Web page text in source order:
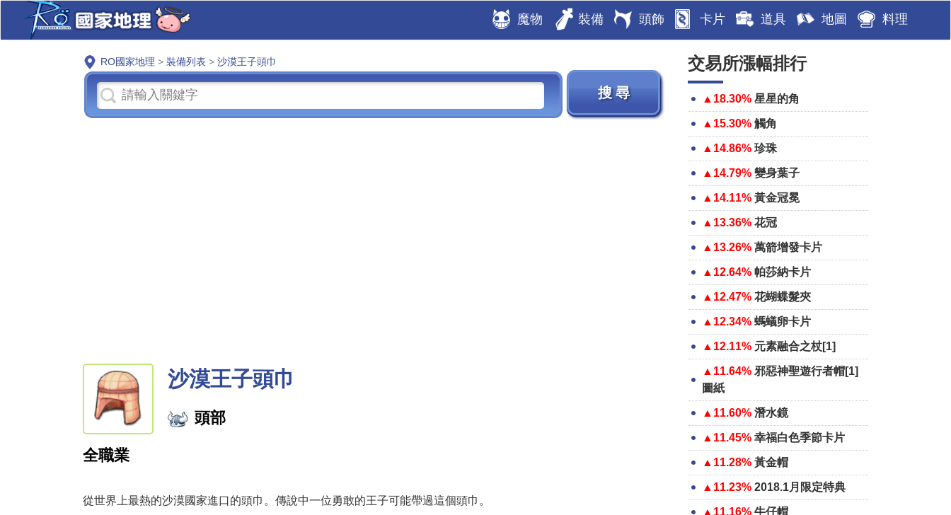
魔物 裝備 頭飾 卡片 道具 地圖 料理
RO國家地理 > 裝備列表 > 沙漠王子頭巾
沙漠王子頭巾
頭部
全職業
從世界上最熱的沙漠國家進口的頭巾。傳說中一位勇敢的王子可能帶過這個頭巾。
交易所漲幅排行
▲18.30% 星星的角
▲15.30% 觸角
▲14.86% 珍珠
▲14.79% 變身葉子
▲14.11% 黃金冠冕
▲13.36% 花冠
▲13.26% 萬箭增發卡片
▲12.64% 帕莎納卡片
▲12.47% 花蝴蝶髮夾
▲12.34% 螞蟻卵卡片
▲12.11% 元素融合之杖[1]
▲11.64% 邪惡神聖遊行者帽[1]
圖紙
▲11.60% 潛水鏡
▲11.45% 幸福白色季節卡片
▲11.28% 黃金帽
▲11.23% 2018.1月限定特典
▲11.16% 牛仔帽